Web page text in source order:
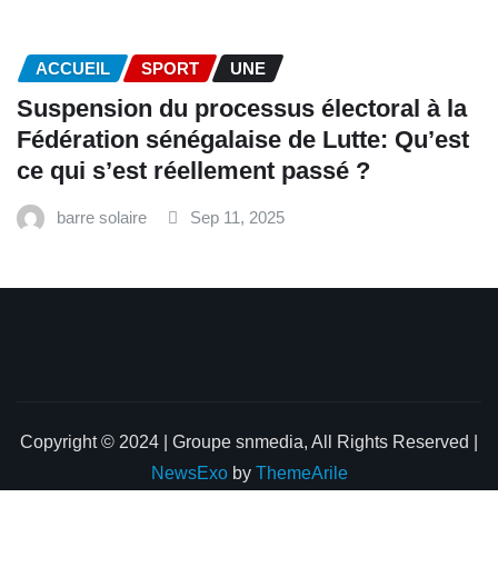
ACCUEIL SPORT UNE
‎Suspension du processus électoral à la
Fédération sénégalaise de Lutte: Qu’est
ce qui s’est réellement passé ? ‎‎
barre solaire Sep 11, 2025
Copyright © 2024 | Groupe snmedia, All Rights Reserved
NewsExoby ThemeArile